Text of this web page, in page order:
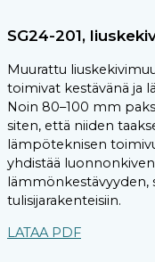
SG24-201,
Muurattu
toimivat kestävänä ja
Noin 80–100 mm
siten, että niiden
lämpöteknisen
yhdistää
lämmönkestävyyden,
tulisijarakenteisiin.
LATAA PDF